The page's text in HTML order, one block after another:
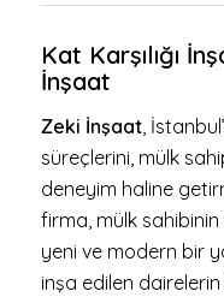
Kat Karşılığı
İnşaat
Zeki İnşaat,
süreçlerini, mülk
deneyim haline
firma, mülk
yeni ve modern bir
inşa edilen dairelerin